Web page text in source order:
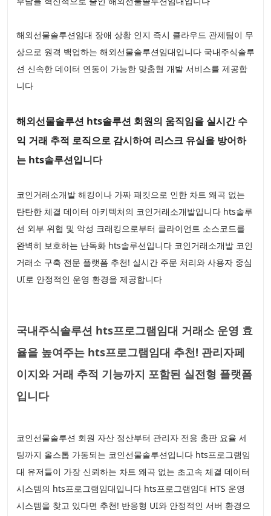
해외선물솔루션임대 장애 상황 인지 즉시 클라우드 관제팀이 무
상으로 원격 백업하는 해외선물솔루션임대입니다 국내주식솔루
션 신속한 데이터 연동이 가능한 맞춤형 개발 서비스를 제공합
니다
해외선물솔루션 hts솔루션 회원의 움직임을 실시간 수
익 거래 추적 로직으로 감시하여 리스크 유실을 방어하
는 hts솔루션입니다
코인거래소개발 해킹이나 가짜 패킷으로 인한 차트 왜곡 없는
탄탄한 체결 데이터 아키텍처의 코인거래소개발입니다 hts솔루
션 외부 위협 및 악성 크래킹으로부터 클라이언트 소스코드를
완벽히 보호하는 난독화 hts솔루션입니다 코인거래소개발 코인
거래소 구축 전문 플랫폼 추천! 실시간 주문 처리와 사용자 중심
UI로 안정적인 운영 환경을 제공합니다
국내주식솔루션 hts프로그램임대 거래소 운영 효
율을 높여주는 hts프로그램임대 추천! 관리자페
이지와 거래 추적 기능까지 포함된 실전형 플랫폼
입니다
코인선물솔루션 회원 자산 정산부터 관리자 전용 총판 요율 세
팅까지 올스톱 가동되는 코인선물솔루션입니다 hts프로그램임
대 유저들이 가장 신뢰하는 차트 왜곡 없는 초고속 체결 데이터
시스템의 hts프로그램임대입니다 hts프로그램임대 HTS 운영
시스템을 찾고 있다면 추천! 반응형 UI와 안정적인 서버 환경으